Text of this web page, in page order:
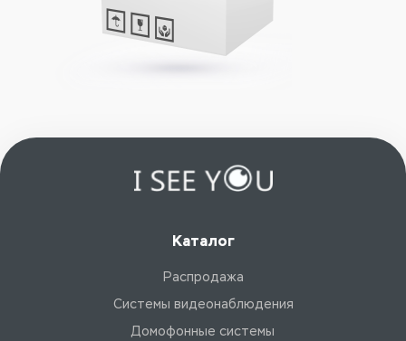
Каталог
Распродажа
Системы видеонаблюдения
Домофонные системы